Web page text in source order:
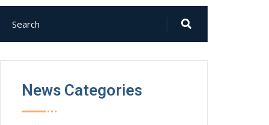
News Categories